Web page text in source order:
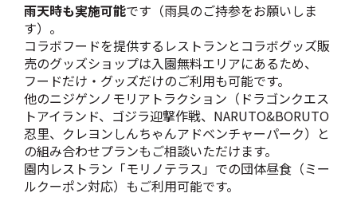
雨天時も実施可能です（雨具のご持参をお願いしま
す）。
コラボフードを提供するレストランとコラボグッズ販
売のグッズショップは入園無料エリアにあるため、
フードだけ・グッズだけのご利用も可能です。
他のニジゲンノモリアトラクション（ドラゴンクエス
トアイランド、ゴジラ迎撃作戦、NARUTO&BORUTO
忍里、クレヨンしんちゃんアドベンチャーパーク）と
の組み合わせプランもご相談いただけます。
園内レストラン「モリノテラス」での団体昼食（ミー
ルクーポン対応）もご利用可能です。